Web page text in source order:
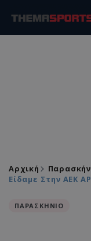
Αρχική
Είδαμε Στην ΑΕΚ
ΠΑΡΑΣΚΗΝΙΟ